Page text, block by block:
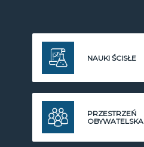
NAUKI ŚCISŁE
PRZESTRZEŃ
OBYWATELSKA